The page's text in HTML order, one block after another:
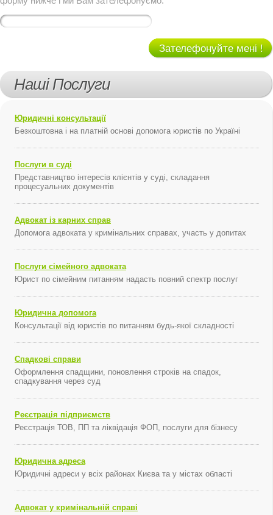
Зателефонуйте мені !
Наші Послуги
Юридичні консультації
Безкоштовна і на платній основі допомога юристів по Україні
Послуги в суді
Представництво інтересів клієнтів у суді, складання
процесуальних документів
Адвокат із карних справ
Допомога адвоката у кримінальних справах, участь у допитах
Послуги сімейного адвоката
Юрист по сімейним питанням надасть повний спектр послуг
Юридична допомога
Консультації від юристів по питанням будь-якої складності
Спадкові справи
Оформлення спадщини, поновлення строків на спадок,
спадкування через суд
Реєстрація підприємств
Реєстрація ТОВ, ПП та ліквідація ФОП, послуги для бізнесу
Юридична адреса
Юридичні адреси у всіх районах Києва та у містах області
Адвокат у кримінальній справі